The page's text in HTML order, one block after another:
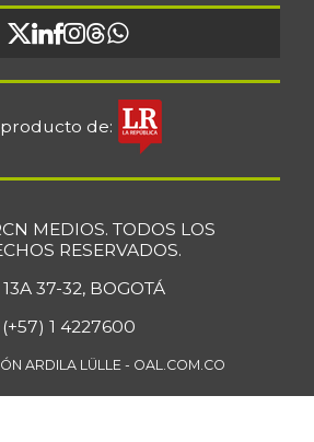
de:
MEDIOS. TODOS LOS
RESERVADOS.
13A 37-32, BOGOTÁ
(+57) 1 4227600
ARDILA LÜLLE - OAL.COM.CO